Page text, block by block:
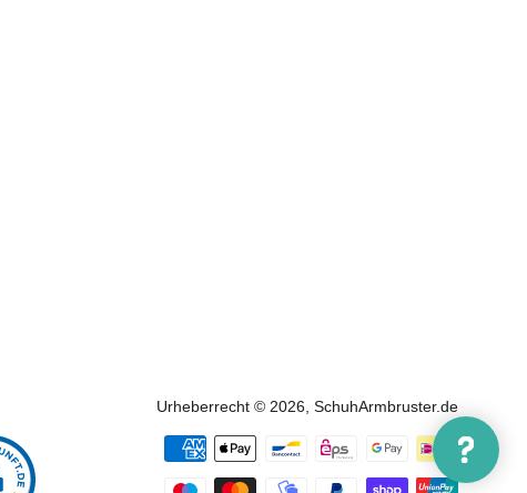
Urheberrecht © 2026, SchuhArmbruster.de